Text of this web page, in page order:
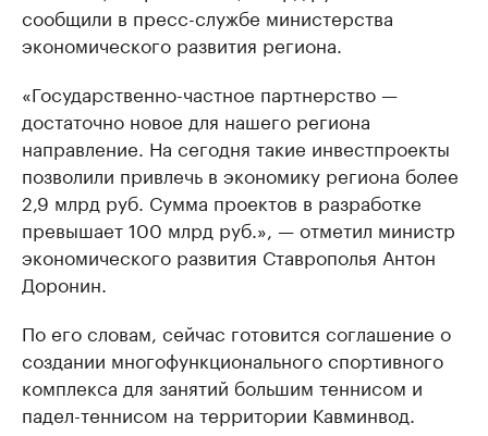
сообщили в пресс-службе министерства
экономического развития региона.
«Государственно-частное партнерство —
достаточно новое для нашего региона
направление. На сегодня такие инвестпроекты
позволили привлечь в экономику региона более
2,9 млрд руб. Сумма проектов в разработке
превышает 100 млрд руб.», — отметил министр
экономического развития Ставрополья Антон
Доронин.
По его словам, сейчас готовится соглашение о
создании многофункционального спортивного
комплекса для занятий большим теннисом и
падел-теннисом на территории Кавминвод.